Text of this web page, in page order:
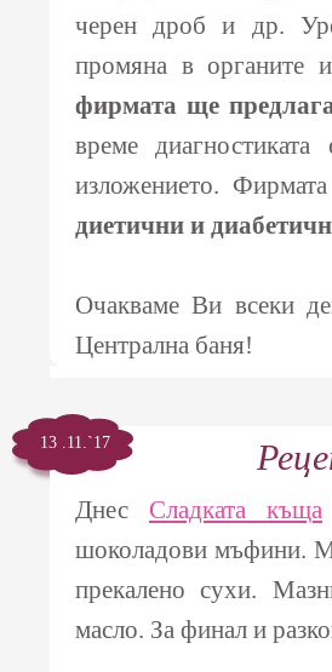
черен дроб и др.
промяна в органите
фирмата ще
време
изложението.
диетични и
Очакваме Ви всеки
Централна баня!
13 .11.`17
Днес Сладката къща
шоколадови мъфини.
прекалено сухи.
масло. За финал и